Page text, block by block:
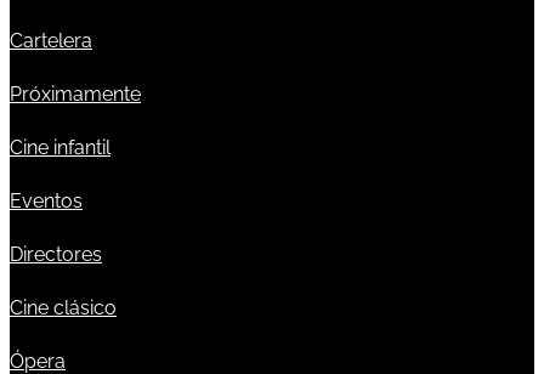
Cartelera
Próximamente
Cine infantil
Eventos
Directores
Cine clásico
Ópera